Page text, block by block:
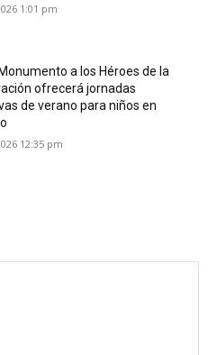
1:01 pm
a los Héroes de la
ofrecerá jornadas
de verano para niños en
12:35 pm